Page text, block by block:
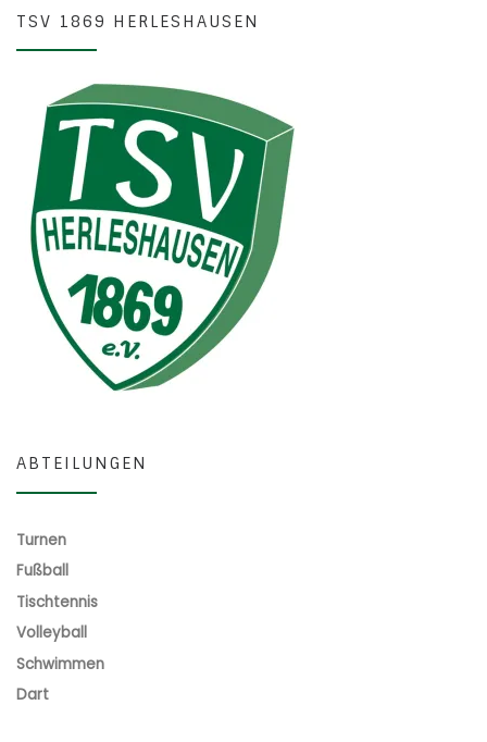
TSV 1869 HERLESHAUSEN
ABTEILUNGEN
Turnen
Fußball
Tischtennis
Volleyball
Schwimmen
Dart